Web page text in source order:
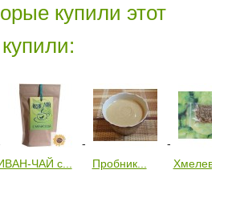
купили этот
ЧАЙ с... Пробник...